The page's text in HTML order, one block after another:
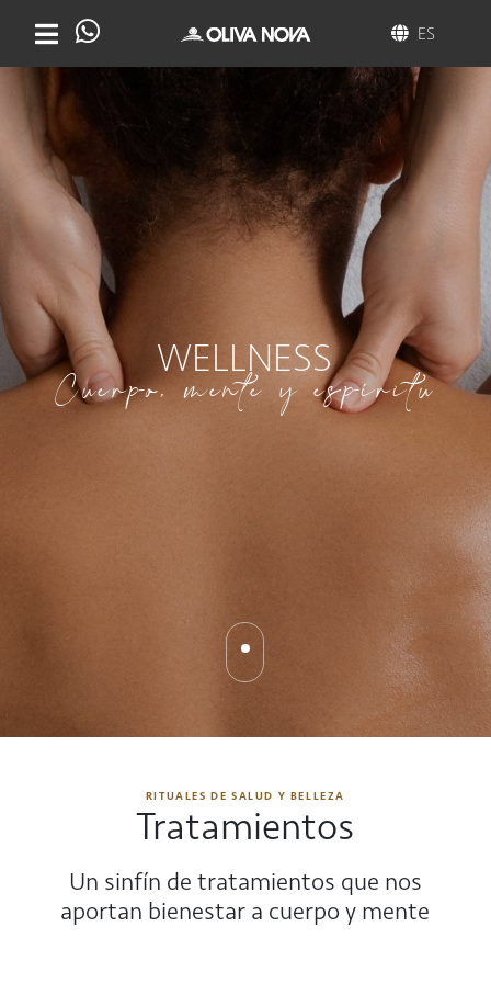
ES
WELLNESS
Cuerpo, mente y espíritu
RITUALES DE SALUD Y BELLEZA
Tratamientos
Un sinfín de tratamientos que nos
aportan bienestar a cuerpo y mente